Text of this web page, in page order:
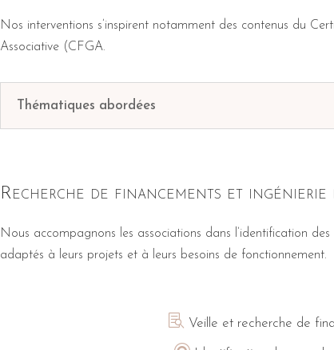
Nos interventions s’inspirent notamment des contenus du
Associative (CFGA.
Thématiques abordées
Recherche de financements et ingénierie
Nous accompagnons les associations dans l’identification
adaptés à leurs projets et à leurs besoins de fonctionnement.
 Veille et recherche de